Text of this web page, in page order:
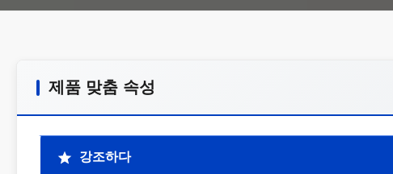
제품 맞춤 속성
강조하다